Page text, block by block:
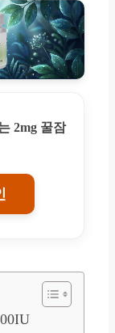
2mg 꿀잠